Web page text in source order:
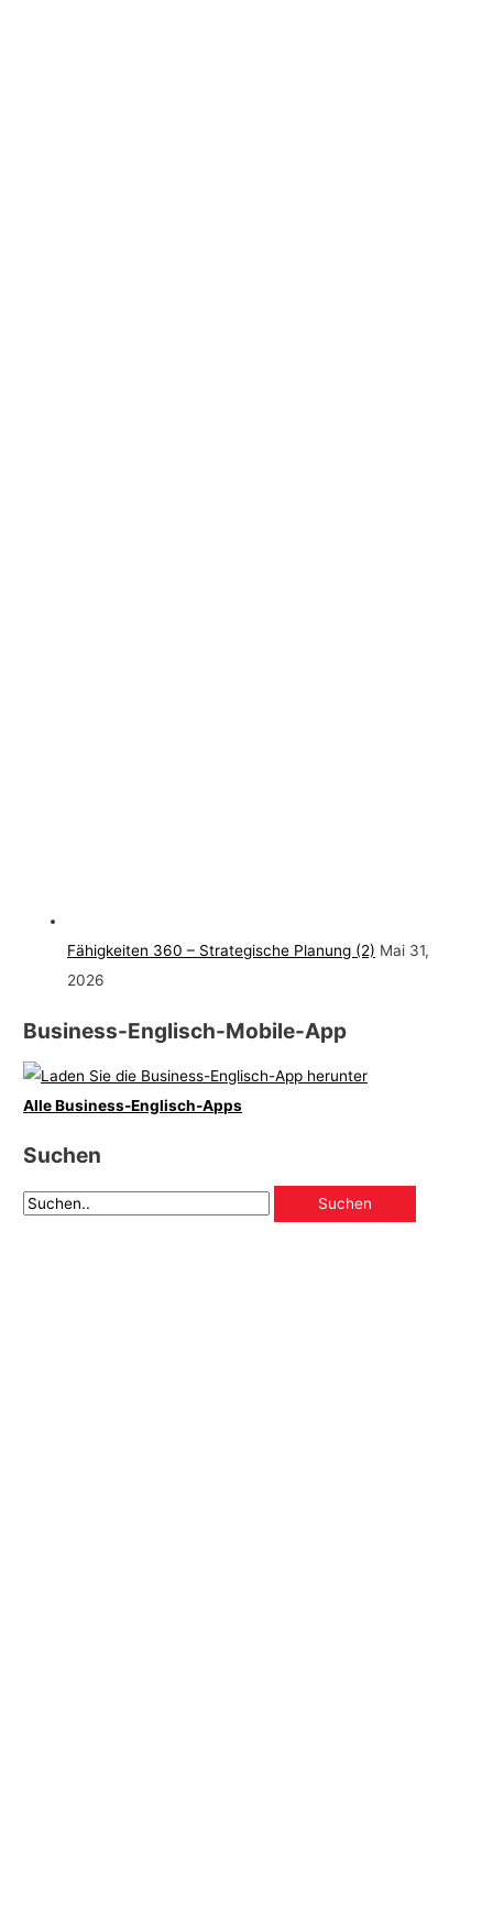
Fähigkeiten 360 – Strategische Planung (2) Mai 31,
2026
Business-Englisch-Mobile-App
Alle Business-Englisch-Apps
Suchen